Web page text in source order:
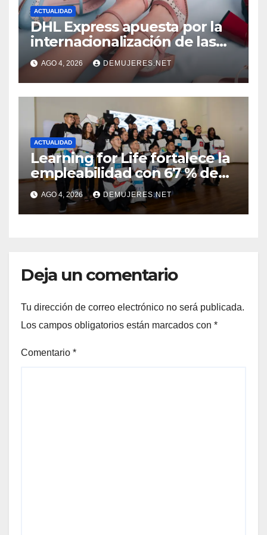
ACTUALIDAD
DHL Express apuesta por la
internacionalización de las
PYMES latinoamericanas y
destaca a 10 emprendedores
con potencial exportador
AGO 4, 2026 DEMUJERES.NET
ACTUALIDAD
Learning for Life fortalece la
empleabilidad con 67 % de
inserción laboral y mantiene
abierta su convocatoria
AGO 4, 2026 DEMUJERES.NET
Deja un comentario
Tu dirección de correo electrónico no será publicada.
Los campos obligatorios están marcados con *
Comentario *